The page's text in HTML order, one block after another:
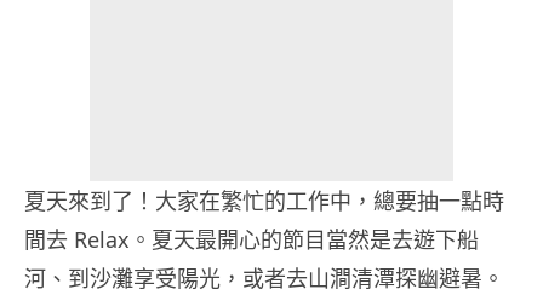
夏天來到了！大家在繁忙的工作中，總要抽一點時
間去 Relax。夏天最開心的節目當然是去遊下船
河、到沙灘享受陽光，或者去山澗清潭探幽避暑。